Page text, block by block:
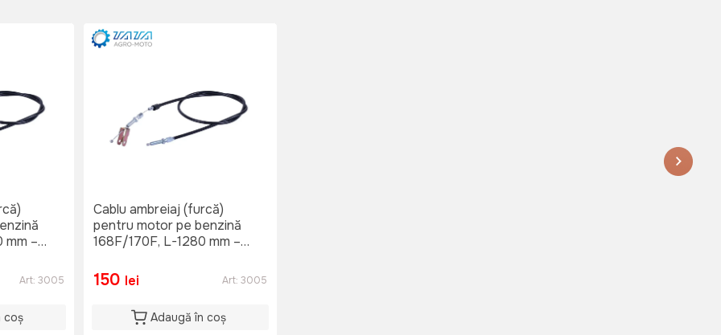
mm –
Art: 3005
coș
Cablu ambreiaj (furcă)
pentru motor pe benzină
168F/170F, L-1280 mm –
150 lei Art: 3005
Adaugă în coș